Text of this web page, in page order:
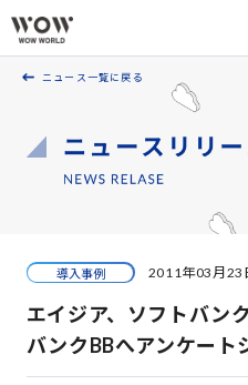
会社案内
採用案内
WOW WORLD GROUP
ニュース一覧に戻る
導入事例 2011年03月23
エイジア、ソフトバン
バンクBBへアンケート